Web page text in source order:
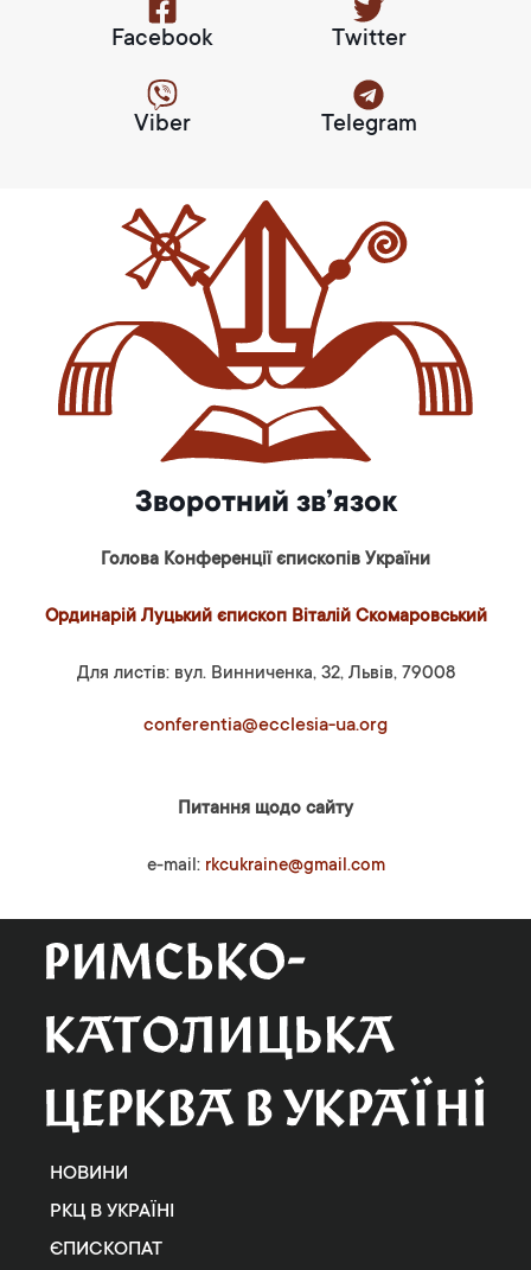
Facebook Twitter
Viber Telegram
Зворотний зв’язок
Голова Конференції єпископів України
Ординарій Луцький єпископ Віталій Скомаровський
Для листів: вул. Винниченка, 32, Львів, 79008
conferentia@ecclesia-ua.org
Питання щодо сайту
e-mail: rkcukraine@gmail.com
НОВИНИ
РКЦ В УКРАЇНІ
ЄПИСКОПАТ